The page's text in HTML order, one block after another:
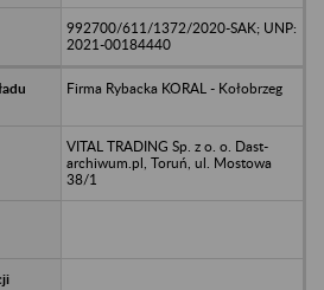
992700/611/1372/2020-SAK; UNP:
2021-00184440
Firma Rybacka KORAL - Kołobrzeg
VITAL TRADING Sp. z o. o. Dast-
archiwum.pl, Toruń, ul. Mostowa
38/1